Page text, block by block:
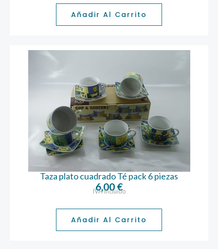
Añadir Al Carrito
Taza plato cuadrado Té pack 6 piezas
6,00 €
IVA incluido
Añadir Al Carrito